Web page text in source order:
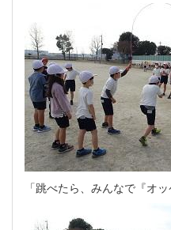
「跳べたら、みんなで『オ